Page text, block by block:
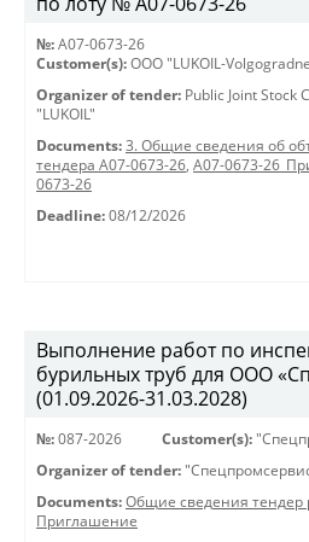
№: A07-0673-26
Customer(s): OOO "LUKOIL-
Organizer of tender: Public Joint Stock
"LUKOIL"
Documents: 3. Общие сведения об
тендера A07-0673-26, A07-0673-
0673-26
Deadline: 08/12/2026
Выполнение работ по
бурильных труб для ООО
(01.09.2026-31.03.2028)
№: 087-2026 Customer(s):
Organizer of tender:
Documents: Общие сведения тендер
Приглашение